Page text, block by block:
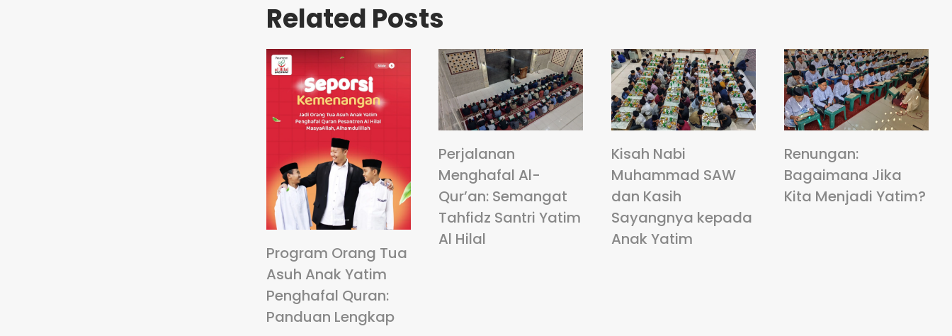
Related Posts
Program Orang Tua
Asuh Anak Yatim
Penghafal Quran:
Panduan Lengkap
Perjalanan
Menghafal Al-
Qur’an: Semangat
Tahfidz Santri Yatim
Al Hilal
Kisah Nabi
Muhammad SAW
dan Kasih
Sayangnya kepada
Anak Yatim
Renungan:
Bagaimana Jika
Kita Menjadi Yatim?